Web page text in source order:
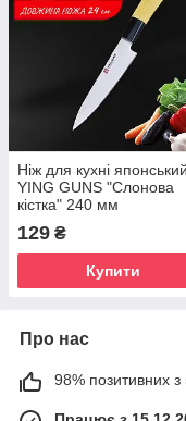
Ніж для кухні японський
YING GUNS "Слонова
кістка" 240 мм
129 ₴
Купити
Про нас
98% позитивних з